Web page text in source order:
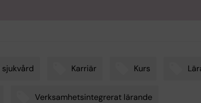
Karriär Kurs
Verksamhetsintegrerat lärande